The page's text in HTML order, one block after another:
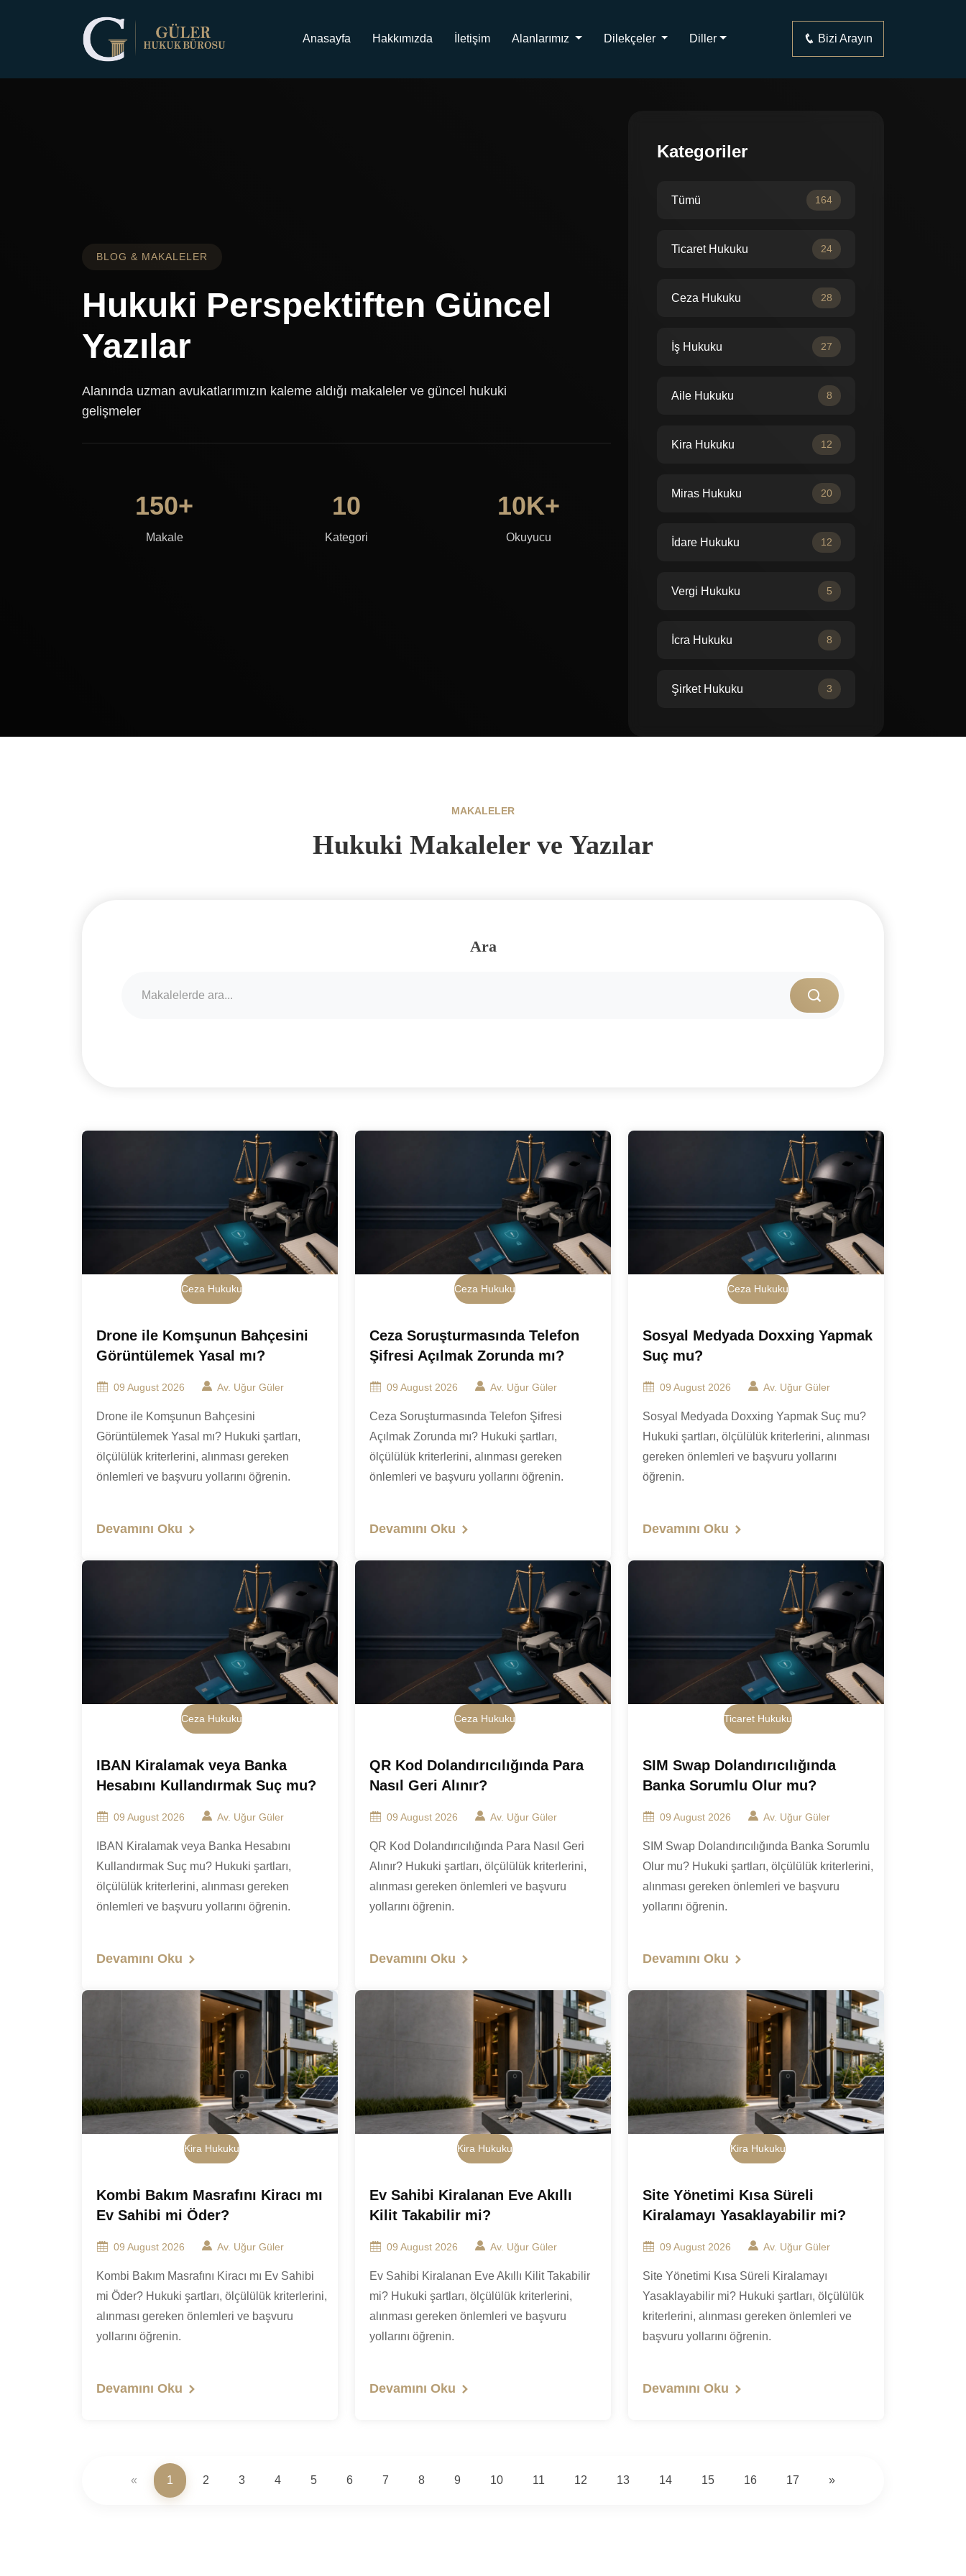
Anasayfa Hakkımızda İletişim Alanlarımız Dilekçeler Diller Bizi Arayın
Ana Sayfa
BLOG & MAKALELER
Hukuki Perspektiften Güncel
Yazılar
Alanında uzman avukatlarımızın kaleme aldığı makaleler ve güncel hukuki
gelişmeler
150+
Makale
10
Kategori
10K+
Okuyucu
Kategoriler
Tümü 164
Ticaret Hukuku 24
Ceza Hukuku 28
İş Hukuku 27
Aile Hukuku 8
Kira Hukuku 12
Miras Hukuku 20
İdare Hukuku 12
Vergi Hukuku 5
İcra Hukuku 8
Şirket Hukuku 3
MAKALELER
Hukuki Makaleler ve Yazılar
Ara
Ceza Hukuku
Drone ile Komşunun Bahçesini
Görüntülemek Yasal mı?
09 August 2026 Av. Uğur Güler
Drone ile Komşunun Bahçesini
Görüntülemek Yasal mı? Hukuki şartları,
ölçülülük kriterlerini, alınması gereken
önlemleri ve başvuru yollarını öğrenin.
Devamını Oku
Ceza Hukuku
Ceza Soruşturmasında Telefon
Şifresi Açılmak Zorunda mı?
09 August 2026 Av. Uğur Güler
Ceza Soruşturmasında Telefon Şifresi
Açılmak Zorunda mı? Hukuki şartları,
ölçülülük kriterlerini, alınması gereken
önlemleri ve başvuru yollarını öğrenin.
Devamını Oku
Ceza Hukuku
Sosyal Medyada Doxxing Yapmak
Suç mu?
09 August 2026 Av. Uğur Güler
Sosyal Medyada Doxxing Yapmak Suç mu?
Hukuki şartları, ölçülülük kriterlerini, alınması
gereken önlemleri ve başvuru yollarını
öğrenin.
Devamını Oku
Ceza Hukuku
IBAN Kiralamak veya Banka
Hesabını Kullandırmak Suç mu?
09 August 2026 Av. Uğur Güler
IBAN Kiralamak veya Banka Hesabını
Kullandırmak Suç mu? Hukuki şartları,
ölçülülük kriterlerini, alınması gereken
önlemleri ve başvuru yollarını öğrenin.
Devamını Oku
Ceza Hukuku
QR Kod Dolandırıcılığında Para
Nasıl Geri Alınır?
09 August 2026 Av. Uğur Güler
QR Kod Dolandırıcılığında Para Nasıl Geri
Alınır? Hukuki şartları, ölçülülük kriterlerini,
alınması gereken önlemleri ve başvuru
yollarını öğrenin.
Devamını Oku
Ticaret Hukuku
SIM Swap Dolandırıcılığında
Banka Sorumlu Olur mu?
09 August 2026 Av. Uğur Güler
SIM Swap Dolandırıcılığında Banka Sorumlu
Olur mu? Hukuki şartları, ölçülülük kriterlerini,
alınması gereken önlemleri ve başvuru
yollarını öğrenin.
Devamını Oku
Kira Hukuku
Kombi Bakım Masrafını Kiracı mı
Ev Sahibi mi Öder?
09 August 2026 Av. Uğur Güler
Kombi Bakım Masrafını Kiracı mı Ev Sahibi
mi Öder? Hukuki şartları, ölçülülük kriterlerini,
alınması gereken önlemleri ve başvuru
yollarını öğrenin.
Devamını Oku
Kira Hukuku
Ev Sahibi Kiralanan Eve Akıllı
Kilit Takabilir mi?
09 August 2026 Av. Uğur Güler
Ev Sahibi Kiralanan Eve Akıllı Kilit Takabilir
mi? Hukuki şartları, ölçülülük kriterlerini,
alınması gereken önlemleri ve başvuru
yollarını öğrenin.
Devamını Oku
Kira Hukuku
Site Yönetimi Kısa Süreli
Kiralamayı Yasaklayabilir mi?
09 August 2026 Av. Uğur Güler
Site Yönetimi Kısa Süreli Kiralamayı
Yasaklayabilir mi? Hukuki şartları, ölçülülük
kriterlerini, alınması gereken önlemleri ve
başvuru yollarını öğrenin.
Devamını Oku
« 1 2 3 4 5 6 7 8 9 10 11 12 13 14 15 16 17 »